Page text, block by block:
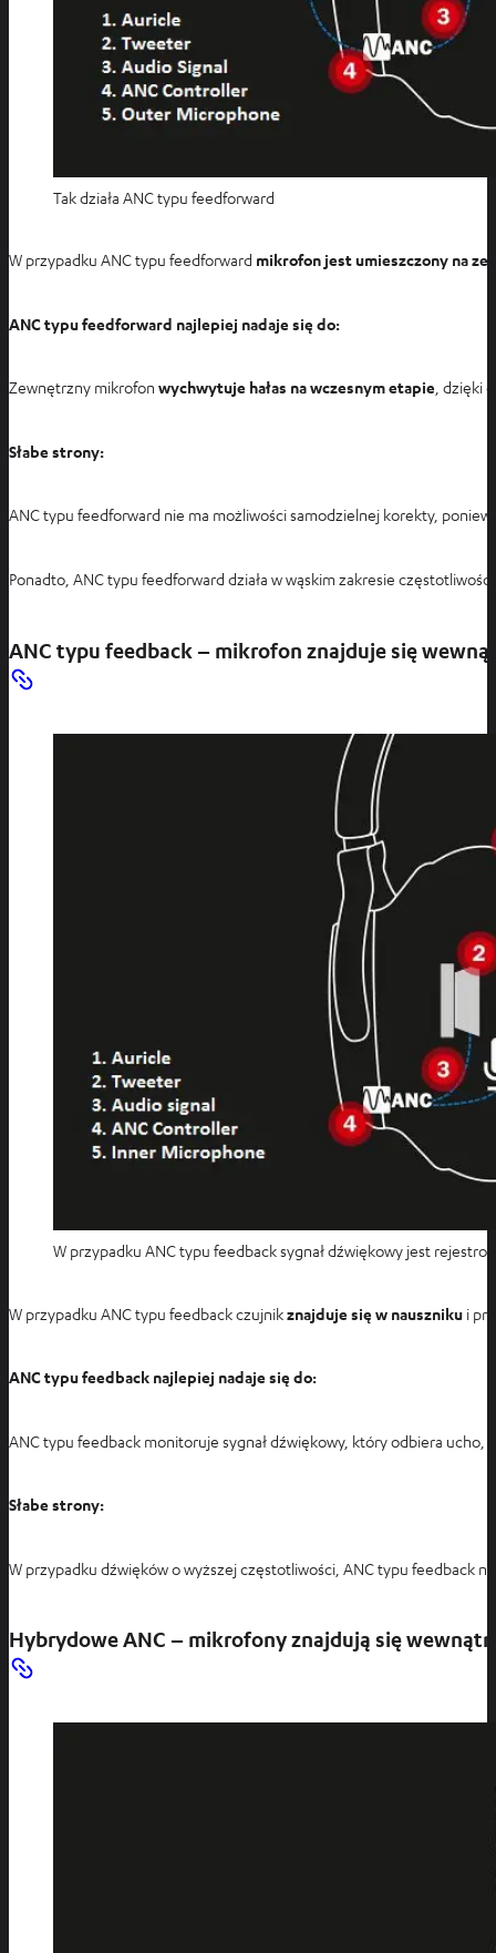
Tak działa ANC typu feedforward
W przypadku ANC typu feedforward mikrofon jest umieszczony na
ANC typu feedforward najlepiej nadaje się do:
Zewnętrzny mikrofon wychwytuje hałas na wczesnym etapie , dzięki
Słabe strony:
ANC typu feedforward nie ma możliwości samodzielnej korekty,
Ponadto, ANC typu feedforward działa w wąskim zakresie
ANC typu feedback – mikrofon znajduje się
W przypadku ANC typu feedback sygnał dźwiękowy jest
W przypadku ANC typu feedback czujnikznajduje się w nauszniku i
ANC typu feedback najlepiej nadaje się do:
ANC typu feedback monitoruje sygnał dźwiękowy, który odbiera
Słabe strony:
W przypadku dźwięków o wyższej częstotliwości, ANC typu feedback
Hybrydowe ANC – mikrofony znajdują się